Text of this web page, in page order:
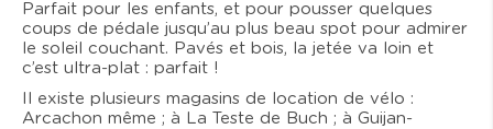
Parfait pour les enfants, et pour pousser quelques
coups de pédale jusqu’au plus beau spot pour admirer
le soleil couchant. Pavés et bois, la jetée va loin et
c’est ultra-plat : parfait !
Il existe plusieurs magasins de location de vélo :
Arcachon même ; à La Teste de Buch ; à Guijan-